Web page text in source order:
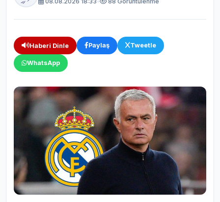
Haberi Dinle Paylaş Tweetle
WhatsApp